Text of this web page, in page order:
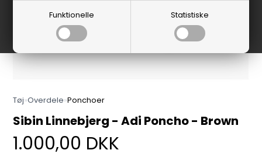
Funktionelle Statistiske
Tøj»Overdele»Ponchoer
Sibin Linnebjerg - Adi Poncho - Brown
1.000,00 DKK